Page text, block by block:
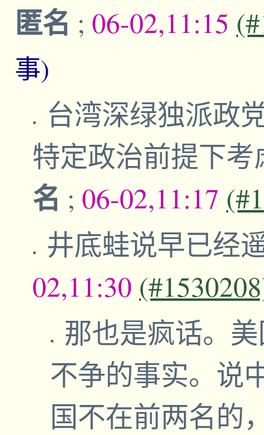
匿名 ; 06-02,11:15
事)
台湾深绿独派政
特定政治前提下
名 ; 06-02,11:17
井底蛙说早已经
02,11:30
那也是疯话。
不争的事实。说
国不在前两名的